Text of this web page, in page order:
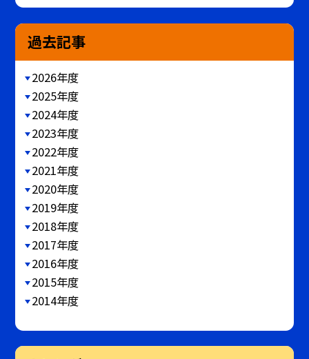
過去記事
2026年度
2025年度
2024年度
2023年度
2022年度
2021年度
2020年度
2019年度
2018年度
2017年度
2016年度
2015年度
2014年度